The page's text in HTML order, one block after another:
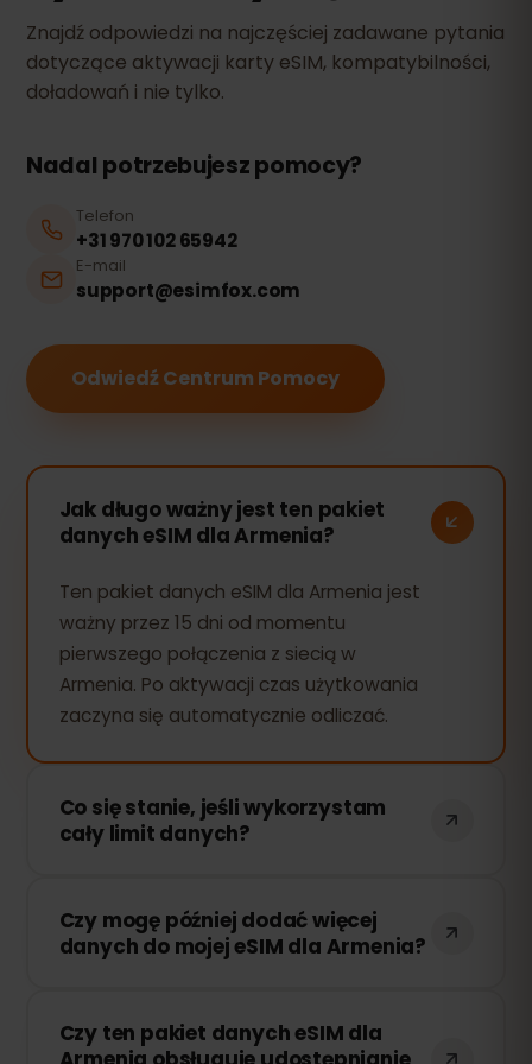
Znajdź odpowiedzi na najczęściej zadawane pytania
dotyczące aktywacji karty eSIM, kompatybilności,
doładowań i nie tylko.
Nadal potrzebujesz pomocy?
Telefon
+31 970 102 65942
E-mail
support@esimfox.com
Odwiedź Centrum Pomocy
Jak długo ważny jest ten pakiet
danych eSIM dla Armenia?
Ten pakiet danych eSIM dla Armenia jest
ważny przez 15 dni od momentu
pierwszego połączenia z siecią w
Armenia. Po aktywacji czas użytkowania
zaczyna się automatycznie odliczać.
Co się stanie, jeśli wykorzystam
cały limit danych?
połączenie zostanie przerwane. Możesz
łatwo doładować swoją eSIM przez
Czy mogę później dodać więcej
danych do mojej eSIM dla Armenia?
dowolnym momencie bez konieczności
Czy ten pakiet danych eSIM dla